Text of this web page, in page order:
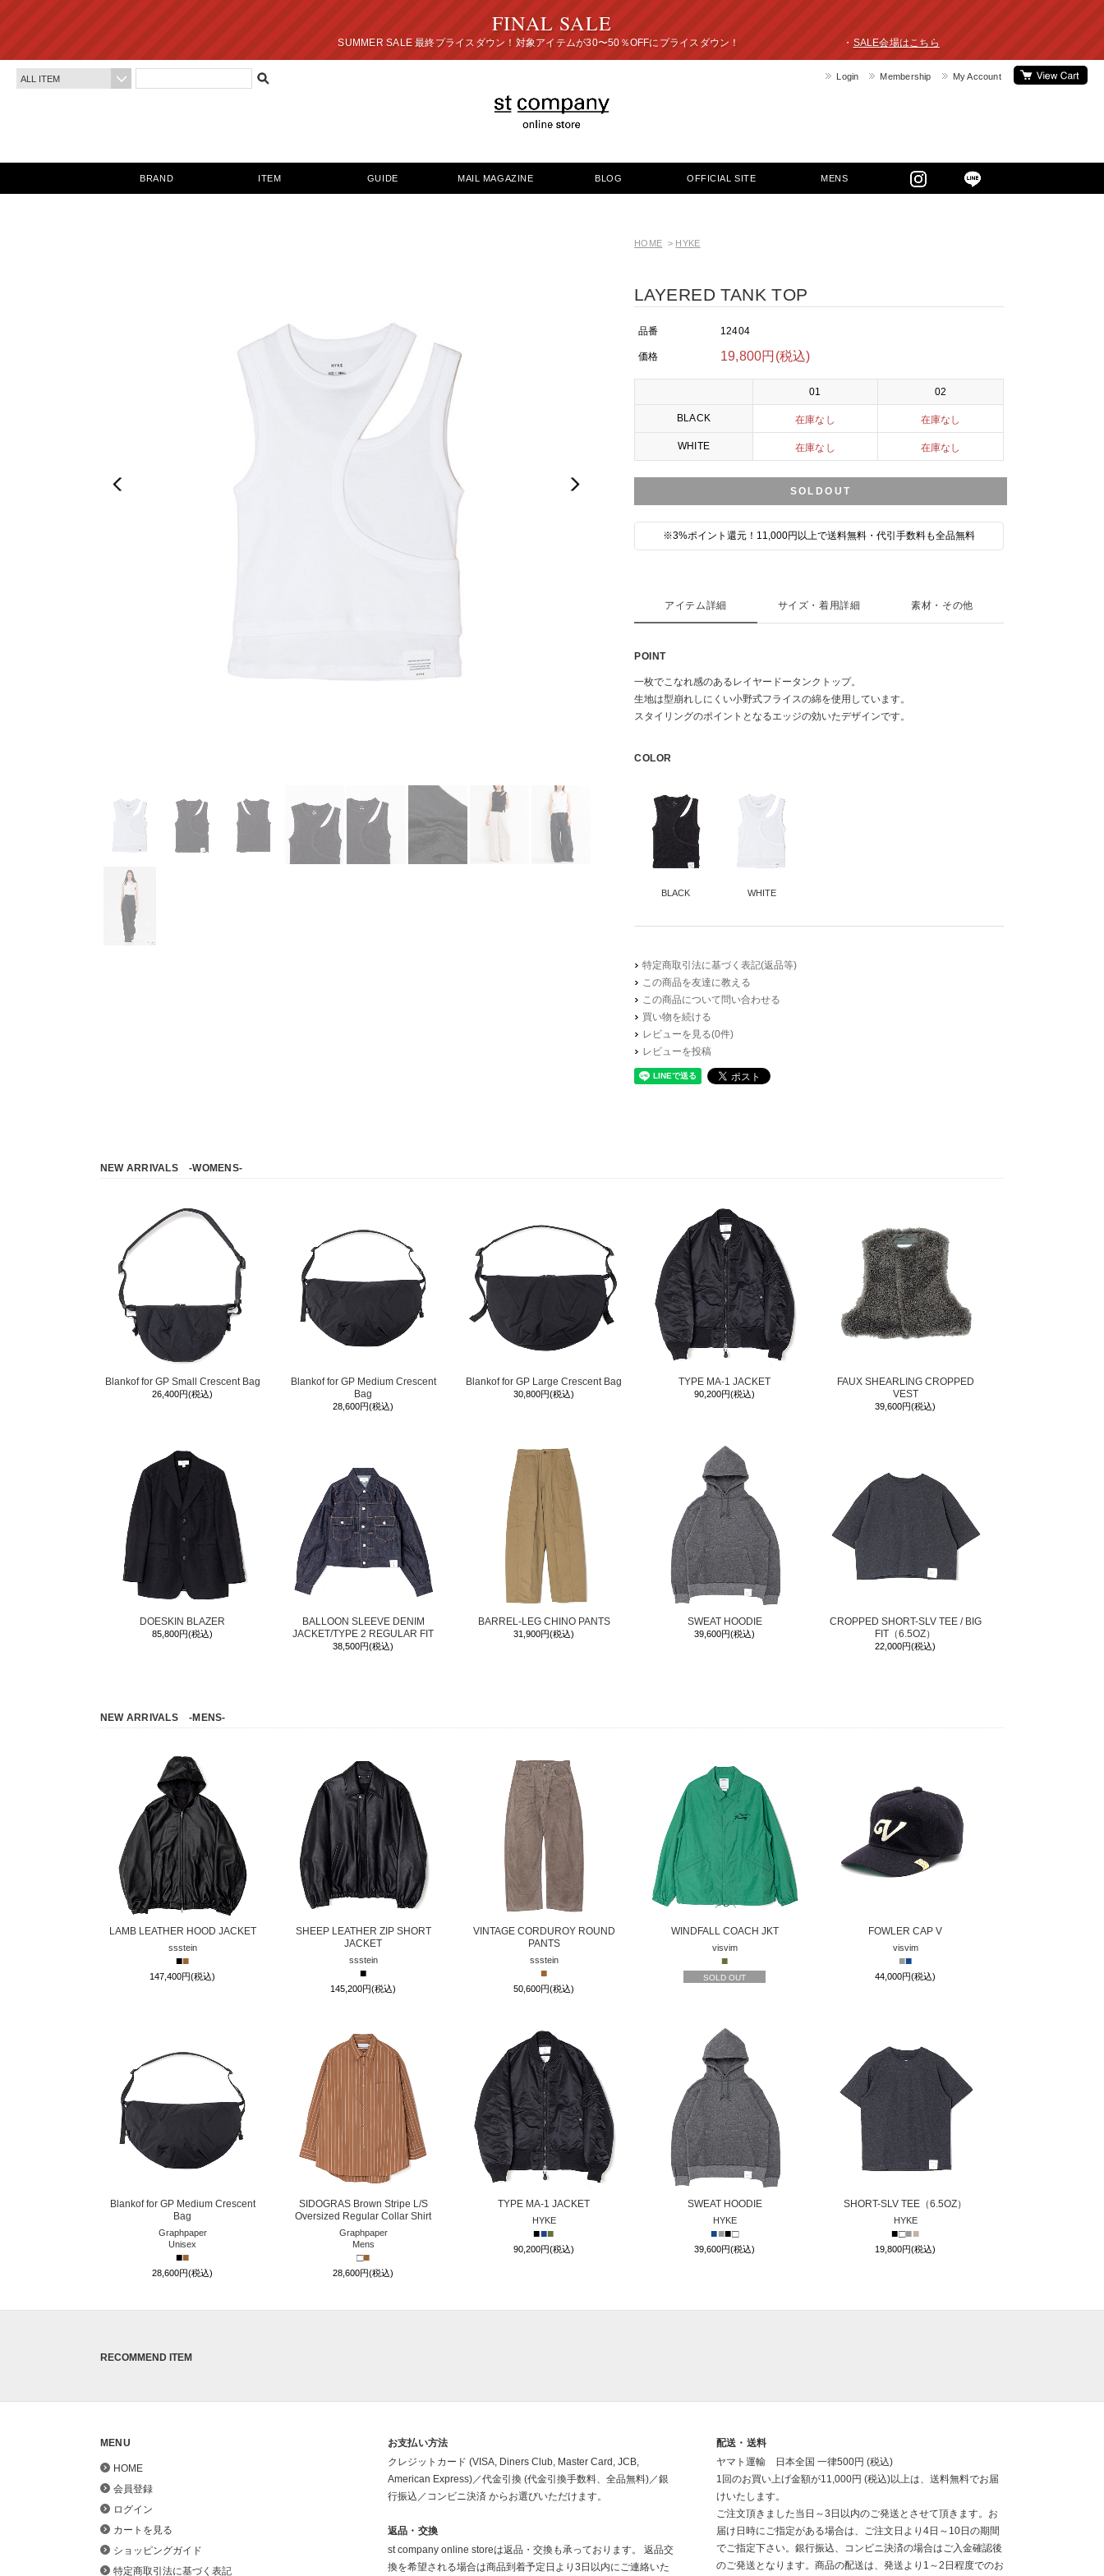
FINAL SALE
SUMMER SALE 最終プライスダウン！対象アイテムが30〜50％OFFにプライスダウン！ ・ SALE会場はこちら
My Account
Membership
Login
BRAND ITEM GUIDE MAIL MAGAZINE BLOG OFFICIAL SITE MENS
Previous Next
HOME > HYKE
LAYERED TANK TOP
品番 12404
価格 19,800円(税込)
01 02
BLACK 在庫なし 在庫なし
WHITE 在庫なし 在庫なし
SOLDOUT
※3%ポイント還元！11,000円以上で送料無料・代引手数料も全品無料
アイテム詳細
POINT
一枚でこなれ感のあるレイヤードータンクトップ。
生地は型崩れしにくい小野式フライスの綿を使用しています。
スタイリングのポイントとなるエッジの効いたデザインです。
COLOR
BLACK WHITE
サイズ・着用詳細
サイズ
素材・その他
本体
※画像をクリックすると拡大します
特定商取引法に基づく表記(返品等)
この商品を友達に教える
この商品について問い合わせる
買い物を続ける
レビューを見る(0件)
レビューを投稿
NEW ARRIVALS -WOMENS-
Blankof for GP Small Crescent Bag
26,400円(税込)
Blankof for GP Medium Crescent
Bag
28,600円(税込)
Blankof for GP Large Crescent Bag
30,800円(税込)
TYPE MA-1 JACKET
90,200円(税込)
FAUX SHEARLING CROPPED
VEST
39,600円(税込)
DOESKIN BLAZER
85,800円(税込)
BALLOON SLEEVE DENIM
JACKET/TYPE 2 REGULAR FIT
38,500円(税込)
BARREL-LEG CHINO PANTS
31,900円(税込)
SWEAT HOODIE
39,600円(税込)
CROPPED SHORT-SLV TEE / BIG
FIT（6.5OZ）
22,000円(税込)
NEW ARRIVALS -MENS-
LAMB LEATHER HOOD JACKET
ssstein
■■
147,400円(税込)
SHEEP LEATHER ZIP SHORT
JACKET
ssstein
■
145,200円(税込)
VINTAGE CORDUROY ROUND
PANTS
ssstein
■
50,600円(税込)
WINDFALL COACH JKT
visvim
■
SOLD OUT
FOWLER CAP V
visvim
■■
44,000円(税込)
Blankof for GP Medium Crescent
Bag
Graphpaper
Unisex
■■
28,600円(税込)
SIDOGRAS Brown Stripe L/S
Oversized Regular Collar Shirt
Graphpaper
Mens
□■
28,600円(税込)
TYPE MA-1 JACKET
HYKE
■■■
90,200円(税込)
SWEAT HOODIE
HYKE
■■■□
39,600円(税込)
SHORT-SLV TEE（6.5OZ）
HYKE
■□■■
19,800円(税込)
RECOMMEND ITEM
MENU
HOME
会員登録
ログイン
カートを見る
ショッピングガイド
特定商取引法に基づく表記
お支払い方法
クレジットカード (VISA, Diners Club, Master Card, JCB,
American Express)／代金引換 (代金引換手数料、全品無料)／銀
行振込／コンビニ決済 からお選びいただけます。
返品・交換
st company online storeは返品・交換も承っております。 返品交
換を希望される場合は商品到着予定日より3日以内にご連絡いた
配送・送料
ヤマト運輸 日本全国 一律500円 (税込)
1回のお買い上げ金額が11,000円 (税込)以上は、送料無料でお届
けいたします。
ご注文頂きました当日～3日以内のご発送とさせて頂きます。お
届け日時にご指定がある場合は、ご注文日より4日～10日の期間
でご指定下さい。銀行振込、コンビニ決済の場合はご入金確認後
のご発送となります。商品の配送は、発送より1～2日程度でのお